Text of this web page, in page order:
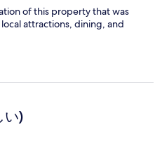
of this property that was
attractions, dining, and
い)